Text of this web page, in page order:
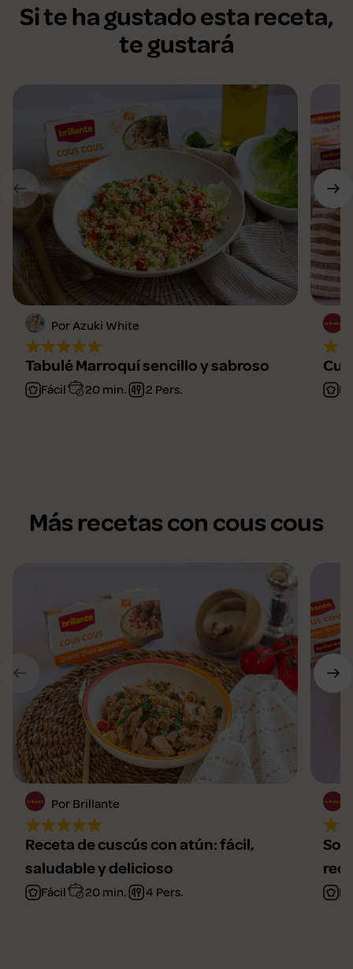
Si te ha gustado esta receta,
te gustará
Por Azuki White
Tabulé Marroquí sencillo y sabroso
Fácil 20 min. 2 Pers.
Más recetas con cous cous
Por Brillante
Receta de cuscús con atún: fácil,
saludable y delicioso
Fácil 20 min. 4 Pers.